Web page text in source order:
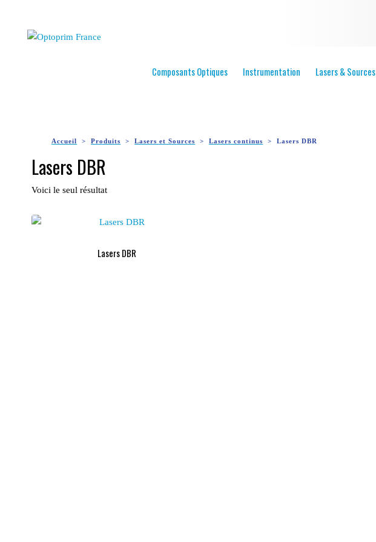
Composants Optiques Instrumentation Lasers & Sources
Accueil Produits Lasers et Sources Lasers continus Lasers DBR
Lasers DBR
Voici le seul résultat
Lasers DBR